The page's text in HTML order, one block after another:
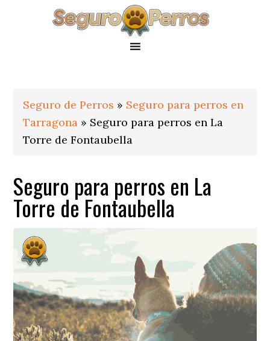
Seguro de Perros » Seguro para perros en
Tarragona » Seguro para perros en La
Torre de Fontaubella
Seguro para perros en La
Torre de Fontaubella